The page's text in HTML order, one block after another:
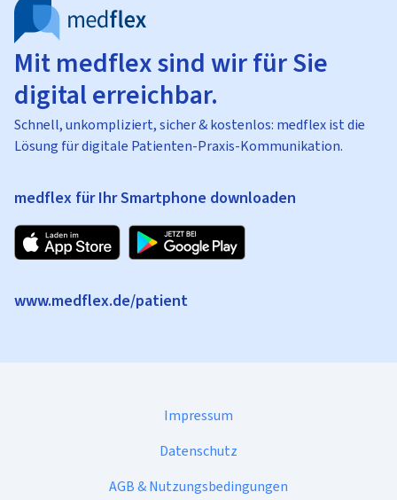
Mit medflex sind wir für Sie
digital erreichbar.
Schnell, unkompliziert, sicher & kostenlos: medflex ist die
Lösung für digitale Patienten-Praxis-Kommunikation.
medflex für Ihr Smartphone downloaden
www.medflex.de/patient
Impressum
Datenschutz
AGB & Nutzungsbedingungen